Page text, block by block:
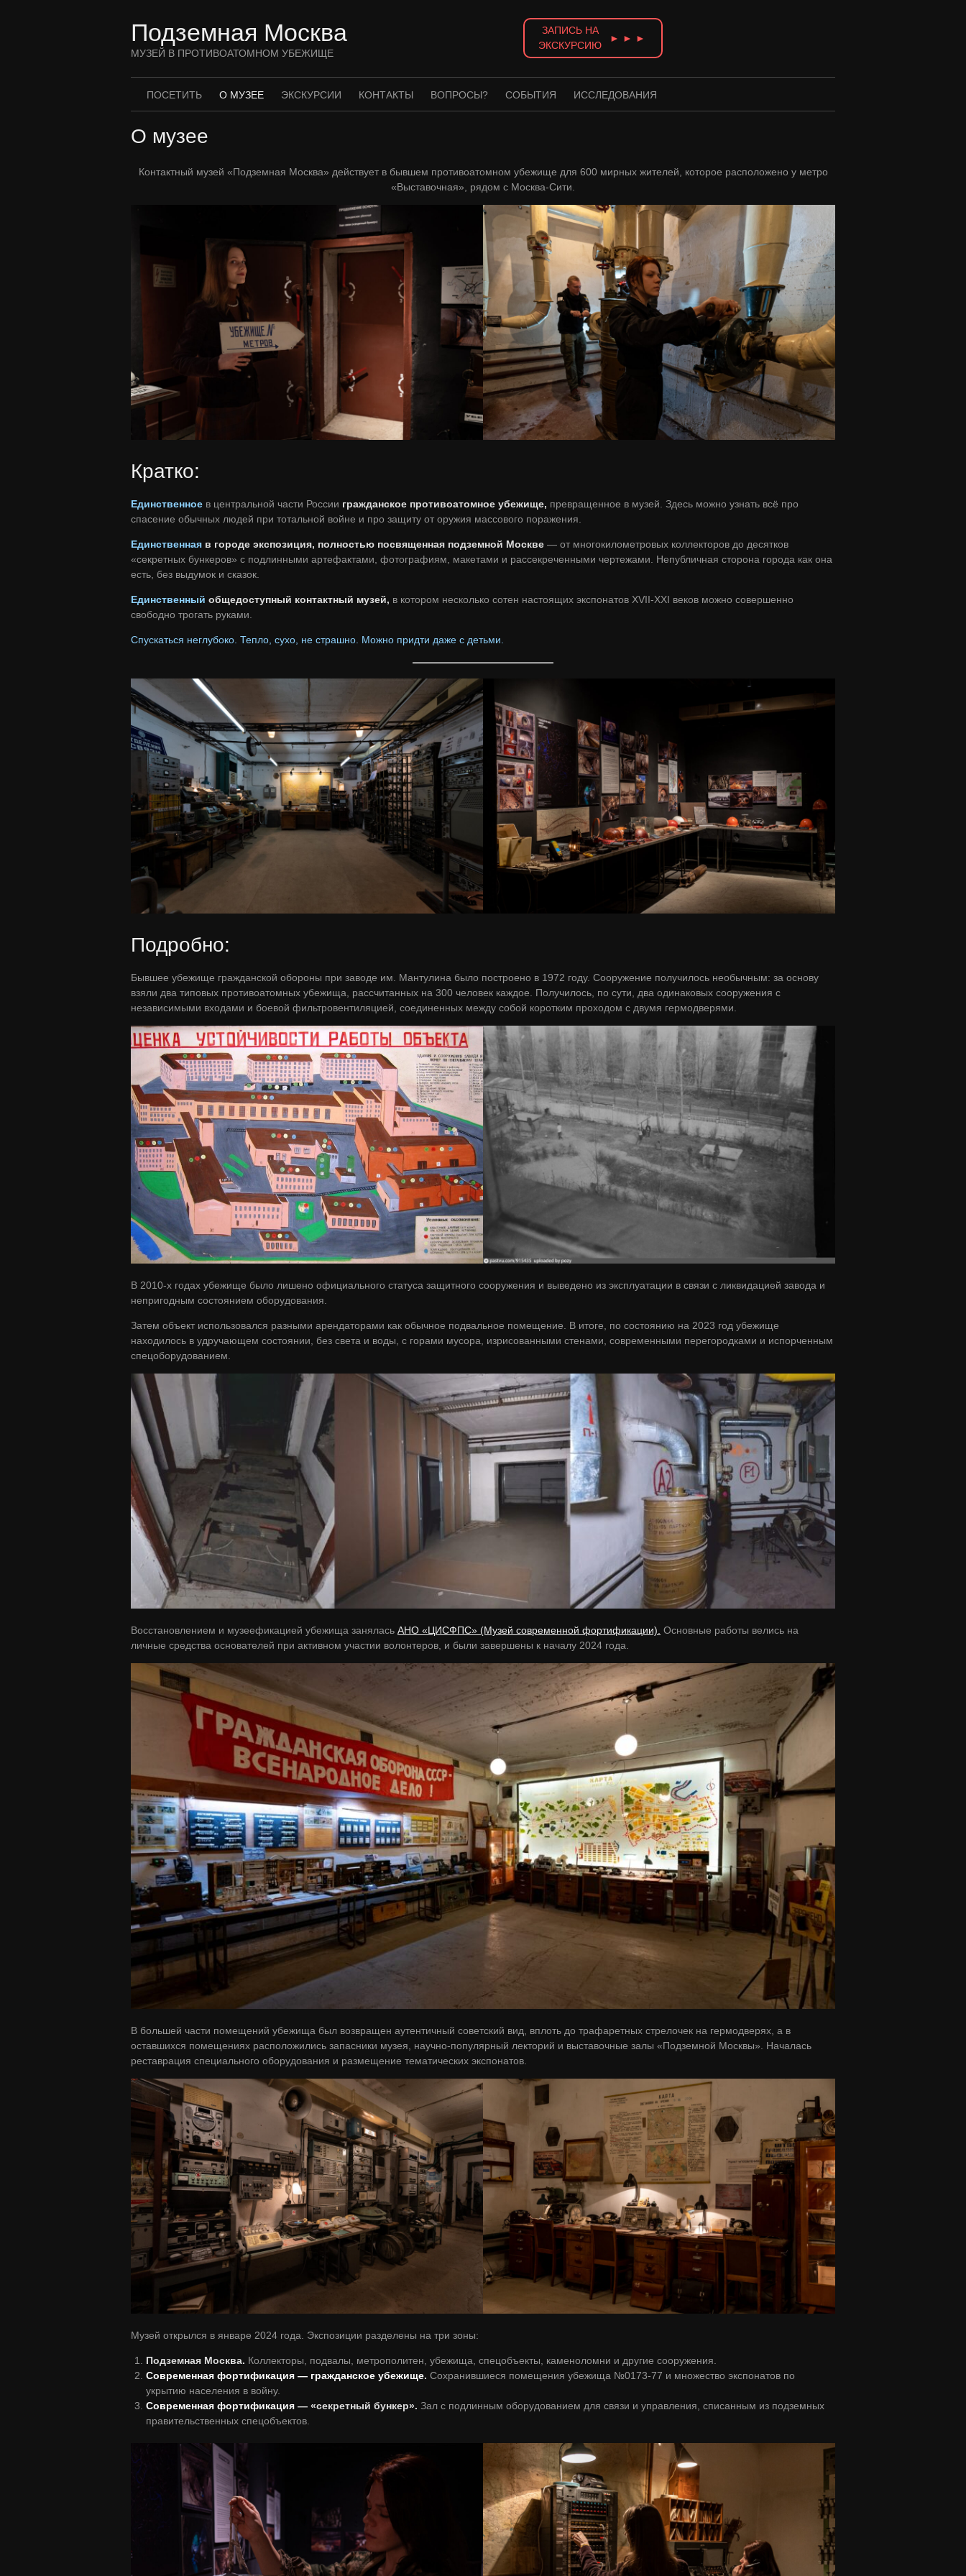
Подземная Москва
МУЗЕЙ В ПРОТИВОАТОМНОМ УБЕЖИЩЕ
ЗАПИСЬ НА
ЭКСКУРСИЮ
► ► ►
ПОСЕТИТЬ О МУЗЕЕ ЭКСКУРСИИ КОНТАКТЫ ВОПРОСЫ? СОБЫТИЯ ИССЛЕДОВАНИЯ
О музее
Контактный музей «Подземная Москва» действует в бывшем противоатомном убежище для 600 мирных жителей, которое расположено у метро
«Выставочная», рядом с Москва-Сити.
Кратко:
Единственное в центральной части России гражданское противоатомное убежище, превращенное в музей. Здесь можно узнать всё про
спасение обычных людей при тотальной войне и про защиту от оружия массового поражения.
Единственная в городе экспозиция, полностью посвященная подземной Москве — от многокилометровых коллекторов до десятков
«секретных бункеров» с подлинными артефактами, фотографиям, макетами и рассекреченными чертежами. Непубличная сторона города как она
есть, без выдумок и сказок.
Единственный общедоступный контактный музей, в котором несколько сотен настоящих экспонатов XVII-XXI веков можно совершенно
свободно трогать руками.
Спускаться неглубоко. Тепло, сухо, не страшно. Можно придти даже с детьми.
Подробно:
Бывшее убежище гражданской обороны при заводе им. Мантулина было построено в 1972 году. Сооружение получилось необычным: за основу
взяли два типовых противоатомных убежища, рассчитанных на 300 человек каждое. Получилось, по сути, два одинаковых сооружения с
независимыми входами и боевой фильтровентиляцией, соединенных между собой коротким проходом с двумя гермодверями.
В 2010-х годах убежище было лишено официального статуса защитного сооружения и выведено из эксплуатации в связи с ликвидацией завода и
непригодным состоянием оборудования.
Затем объект использовался разными арендаторами как обычное подвальное помещение. В итоге, по состоянию на 2023 год убежище
находилось в удручающем состоянии, без света и воды, с горами мусора, изрисованными стенами, современными перегородками и испорченным
спецоборудованием.
Восстановлением и музеефикацией убежища занялась АНО «ЦИСФПС» (Музей современной фортификации). Основные работы велись на
личные средства основателей при активном участии волонтеров, и были завершены к началу 2024 года.
В большей части помещений убежища был возвращен аутентичный советский вид, вплоть до трафаретных стрелочек на гермодверях, а в
оставшихся помещениях расположились запасники музея, научно-популярный лекторий и выставочные залы «Подземной Москвы». Началась
реставрация специального оборудования и размещение тематических экспонатов.
Музей открылся в январе 2024 года. Экспозиции разделены на три зоны:
Подземная Москва. Коллекторы, подвалы, метрополитен, убежища, спецобъекты, каменоломни и другие сооружения.
Современная фортификация — гражданское убежище. Сохранившиеся помещения убежища №0173-77 и множество экспонатов по
укрытию населения в войну.
Современная фортификация — «секретный бункер». Зал с подлинным оборудованием для связи и управления, списанным из подземных
правительственных спецобъектов.